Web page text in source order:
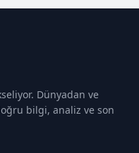
Dünyadan ve
bilgi, analiz ve son